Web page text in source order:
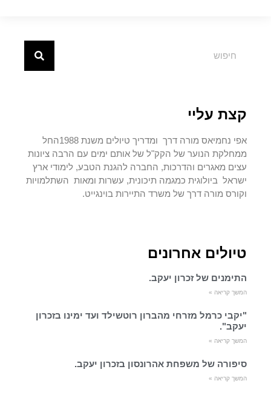
קצת עליי
אפי נחמיאס מורה דרך ומדריך טיולים משנת 1988החל
ממחלקת הנוער של הקק"ל של אותם ימים עם הרבה ציונות
עצים מאגרים והדרכות, החברה להגנת הטבע, לימודי ארץ
ישראל ביולוגית כמגמה תיכונית, עשרות ומאות השתלמויות
וקורס מורה דרך של משרד התיירות בוינגייט.
טיולים אחרונים
התימנים של זכרון יעקב.
המשך קריאה »
"יקבי כרמל מזרחי מהברון רוטשילד ועד ימינו בזכרון
יעקב".
המשך קריאה »
סיפורה של משפחת אהרונסון בזכרון יעקב.
המשך קריאה »